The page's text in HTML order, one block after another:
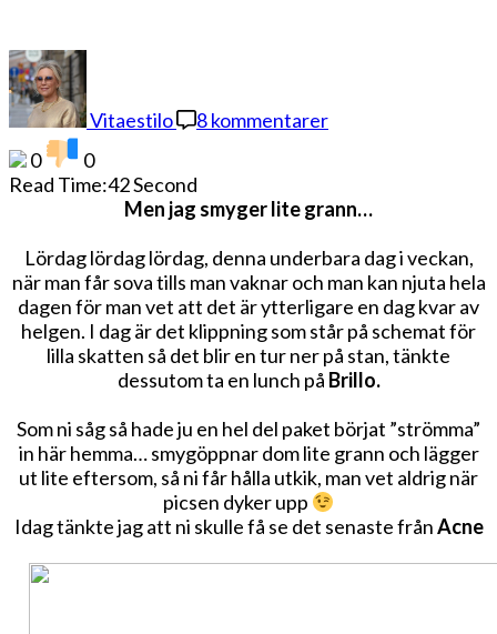
Vitaestilo 8 kommentarer
PACKAS
0
0
Read Time:42 Second
Men jag smyger lite grann…
Lördag lördag lördag, denna underbara dag i veckan,
när man får sova tills man vaknar och man kan njuta hela
dagen för man vet att det är ytterligare en dag kvar av
helgen. I dag är det klippning som står på schemat för
lilla skatten så det blir en tur ner på stan, tänkte
dessutom ta en lunch på Brillo.
Som ni såg så hade ju en hel del paket börjat ”strömma”
in här hemma… smygöppnar dom lite grann och lägger
ut lite eftersom, så ni får hålla utkik, man vet aldrig när
picsen dyker upp
Idag tänkte jag att ni skulle få se det senaste frånAcne